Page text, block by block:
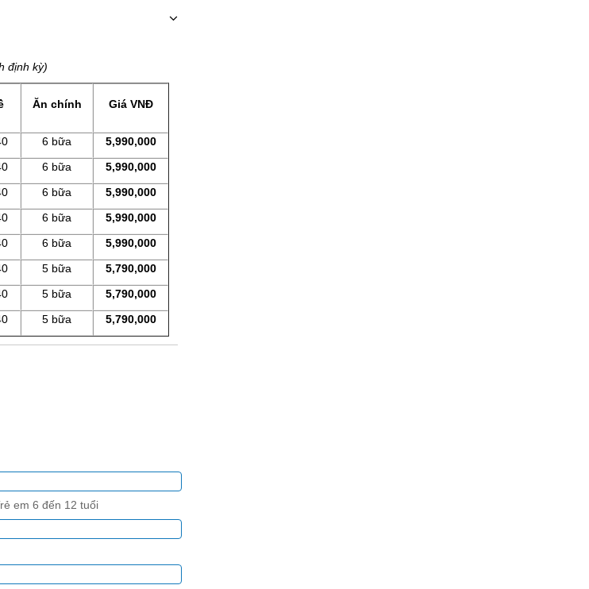
định kỳ)
Ăn chính Giá VNĐ
6 bữa
5,990,000
6 bữa
5,990,000
6 bữa
5,990,000
6 bữa
5,990,000
6 bữa
5,990,000
5 bữa
5,790,000
5 bữa
5,790,000
5 bữa 5,790,000
em 6 đến 12 tuổi